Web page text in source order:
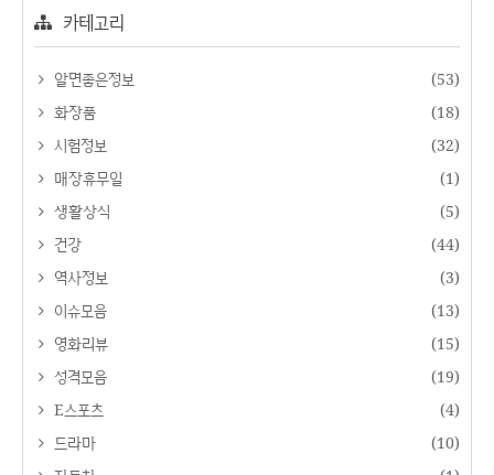
카테고리
알면좋은정보
(53)
화장품
(18)
시험정보
(32)
매장휴무일
(1)
생활상식
(5)
건강
(44)
역사정보
(3)
이슈모음
(13)
영화리뷰
(15)
성격모음
(19)
E스포츠
(4)
드라마
(10)